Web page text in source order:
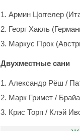
Армин Цоггелер
Георг Хакль
Маркус Прок
Двухместные сани
Александр Рёш /
Марк Гримет /
Крис Торп / Клэй